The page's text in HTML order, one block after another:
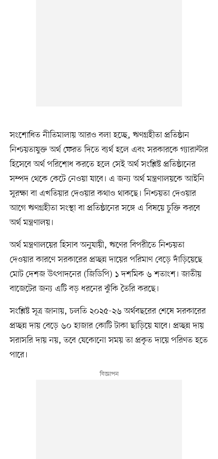
সংশোধিত নীতিমালায় আরও বলা হচ্ছে, ঋণগ্রহীতা প্রতিষ্ঠান
নিশ্চয়তাযুক্ত অর্থ ফেরত দিতে ব্যর্থ হলে এবং সরকারকে গ্যারান্টার
হিসেবে অর্থ পরিশোধ করতে হলে সেই অর্থ সংশ্লিষ্ট প্রতিষ্ঠানের
সম্পদ থেকে কেটে নেওয়া যাবে। এ জন্য অর্থ মন্ত্রণালয়কে আইনি
সুরক্ষা বা এখতিয়ার দেওয়ার কথাও থাকছে। নিশ্চয়তা দেওয়ার
আগে ঋণগ্রহীতা সংস্থা বা প্রতিষ্ঠানের সঙ্গে এ বিষয়ে চুক্তি করবে
অর্থ মন্ত্রণালয়।
অর্থ মন্ত্রণালয়ের হিসাব অনুযায়ী, ঋণের বিপরীতে নিশ্চয়তা
দেওয়ার কারণে সরকারের প্রচ্ছন্ন দায়ের পরিমাণ বেড়ে দাঁড়িয়েছে
মোট দেশজ উৎপাদনের (জিডিপি) ১ দশমিক ৬ শতাংশ। জাতীয়
বাজেটের জন্য এটি বড় ধরনের ঝুঁকি তৈরি করছে।
সংশ্লিষ্ট সূত্র জানায়, চলতি ২০২৫-২৬ অর্থবছরের শেষে সরকারের
প্রচ্ছন্ন দায় বেড়ে ৬০ হাজার কোটি টাকা ছাড়িয়ে যাবে। প্রচ্ছন্ন দায়
সরাসরি দায় নয়, তবে যেকোনো সময় তা প্রকৃত দায়ে পরিণত হতে
পারে।